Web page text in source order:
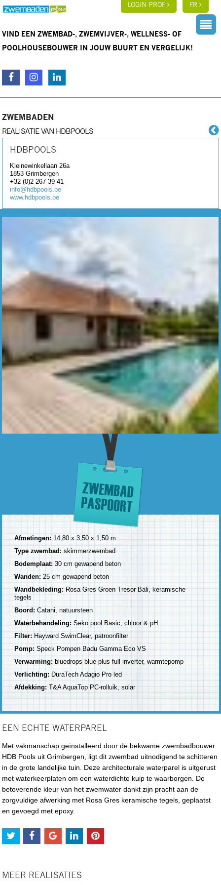
LOGIN PROF FR
VIND EEN ZWEMBAD-, ZWEMVIJVER-, WELLNESS- OF
POOLHOUSEBOUWER IN JOUW BUURT EN VERGELIJK!
ZWEMBADEN
REALISATIE VAN HDBPOOLS
HDBPOOLS
Kleinewinkellaan 26a
1853Grimbergen
+32 (0)2 267 39 41
info@hdbpools.be
www.hdbpools.be
Afmetingen:14,80 x 3,50 x 1,50 m
Type zwembad:skimmerzwembad
Bodemplaat:30 cm gewapend beton
Wanden:25 cm gewapend beton
Wandbekleding:Rosa Gres Groen Tresor Bali, keramische
tegels
Boord:Catani, natuursteen
Waterbehandeling:Seko pool Basic, chloor & pH
Filter: Hayward SwimClear, patroonfilter
Pomp:Speck Pompen Badu Gamma Eco VS
Verwarming:bluedrops blue plus full inverter, warmtepomp
Verlichting: DuraTech Adagio Pro led
Afdekking:T&A AquaTop PC-rolluik, solar
EEN ECHTE WATERPAREL
Met vakmanschap geïnstalleerd door de bekwame zwembadbouwer
HDB Pools uit Grimbergen, ligt dit zwembad uitnodigend te schitteren
in de grote landelijke tuin. Deze architecturale waterparel is uitgerust
met waterkeerplaten om een waterdichte kuip te waarborgen. De
betoverende kleur van het zwemwater dankt zijn pracht aan de
zorgvuldige afwerking met Rosa Gres keramische tegels, geplaatst
en gevoegd met epoxy.
MEER REALISATIES